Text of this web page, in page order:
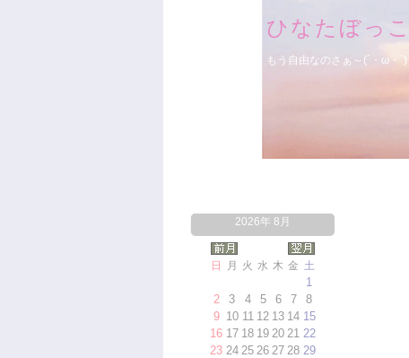
ひなたぼっ
もう自由なのさぁ～(´・ω・`)
2026年 8月
日 月 火 水 木 金 土
1
2
3 4 5 6 7
8
9 10 11 12 13 14 15
16 17 18 19 20 21 22
23 24 25 26 27 28 29